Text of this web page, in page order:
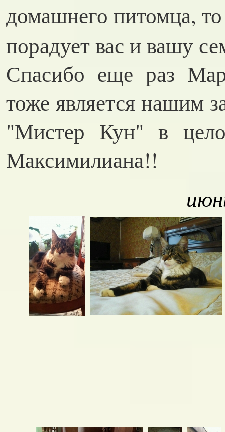
домашнего питомца,
порадует вас и вашу
Спасибо еще раз
тоже является нашим
"Мистер Кун" в
Максимилиана!!